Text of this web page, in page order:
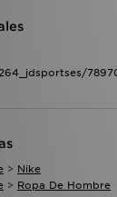
> Nike
> Ropa De Hombre